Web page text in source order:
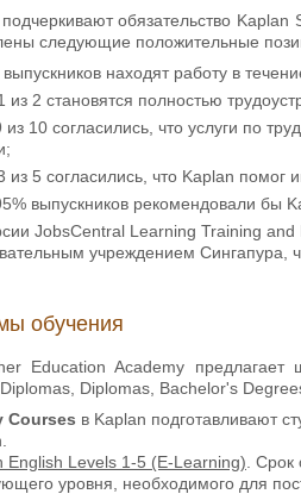
подчеркивают обязательство
следующие положительные
находят работу в
из 2 становятся полностью
из 10 согласились, что услуги по
из 5 согласились, что Kaplan помог
выпускников рекомендовали бы
JobsCentral Learning Training
учреждением Сингапура,
обучения
Education Academy
Diplomas, Bachelor's
Courses в Kaplan подготавливают
English Levels 1-5 (E-Learning) .
уровня, необходимого для